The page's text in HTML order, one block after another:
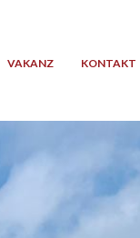
VAKANZ KONTAKT